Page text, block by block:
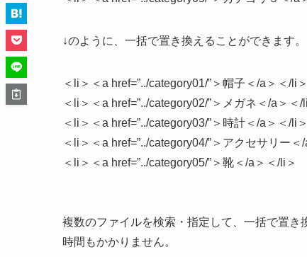
↓のように、一括で置き換えることができます。
＜li＞＜a href=”../category01/”＞帽子＜/a＞＜/li＞
＜li＞＜a href=”../category02/”＞メガネ＜/a＞＜/
＜li＞＜a href=”../category03/”＞時計＜/a＞＜/li＞
＜li＞＜a href=”../category04/”＞アクセサリー＜
＜li＞＜a href=”../category05/”＞靴＜/a＞＜/li＞
複数のファイルを検索・指定して、一括で置き
時間もかかりません。